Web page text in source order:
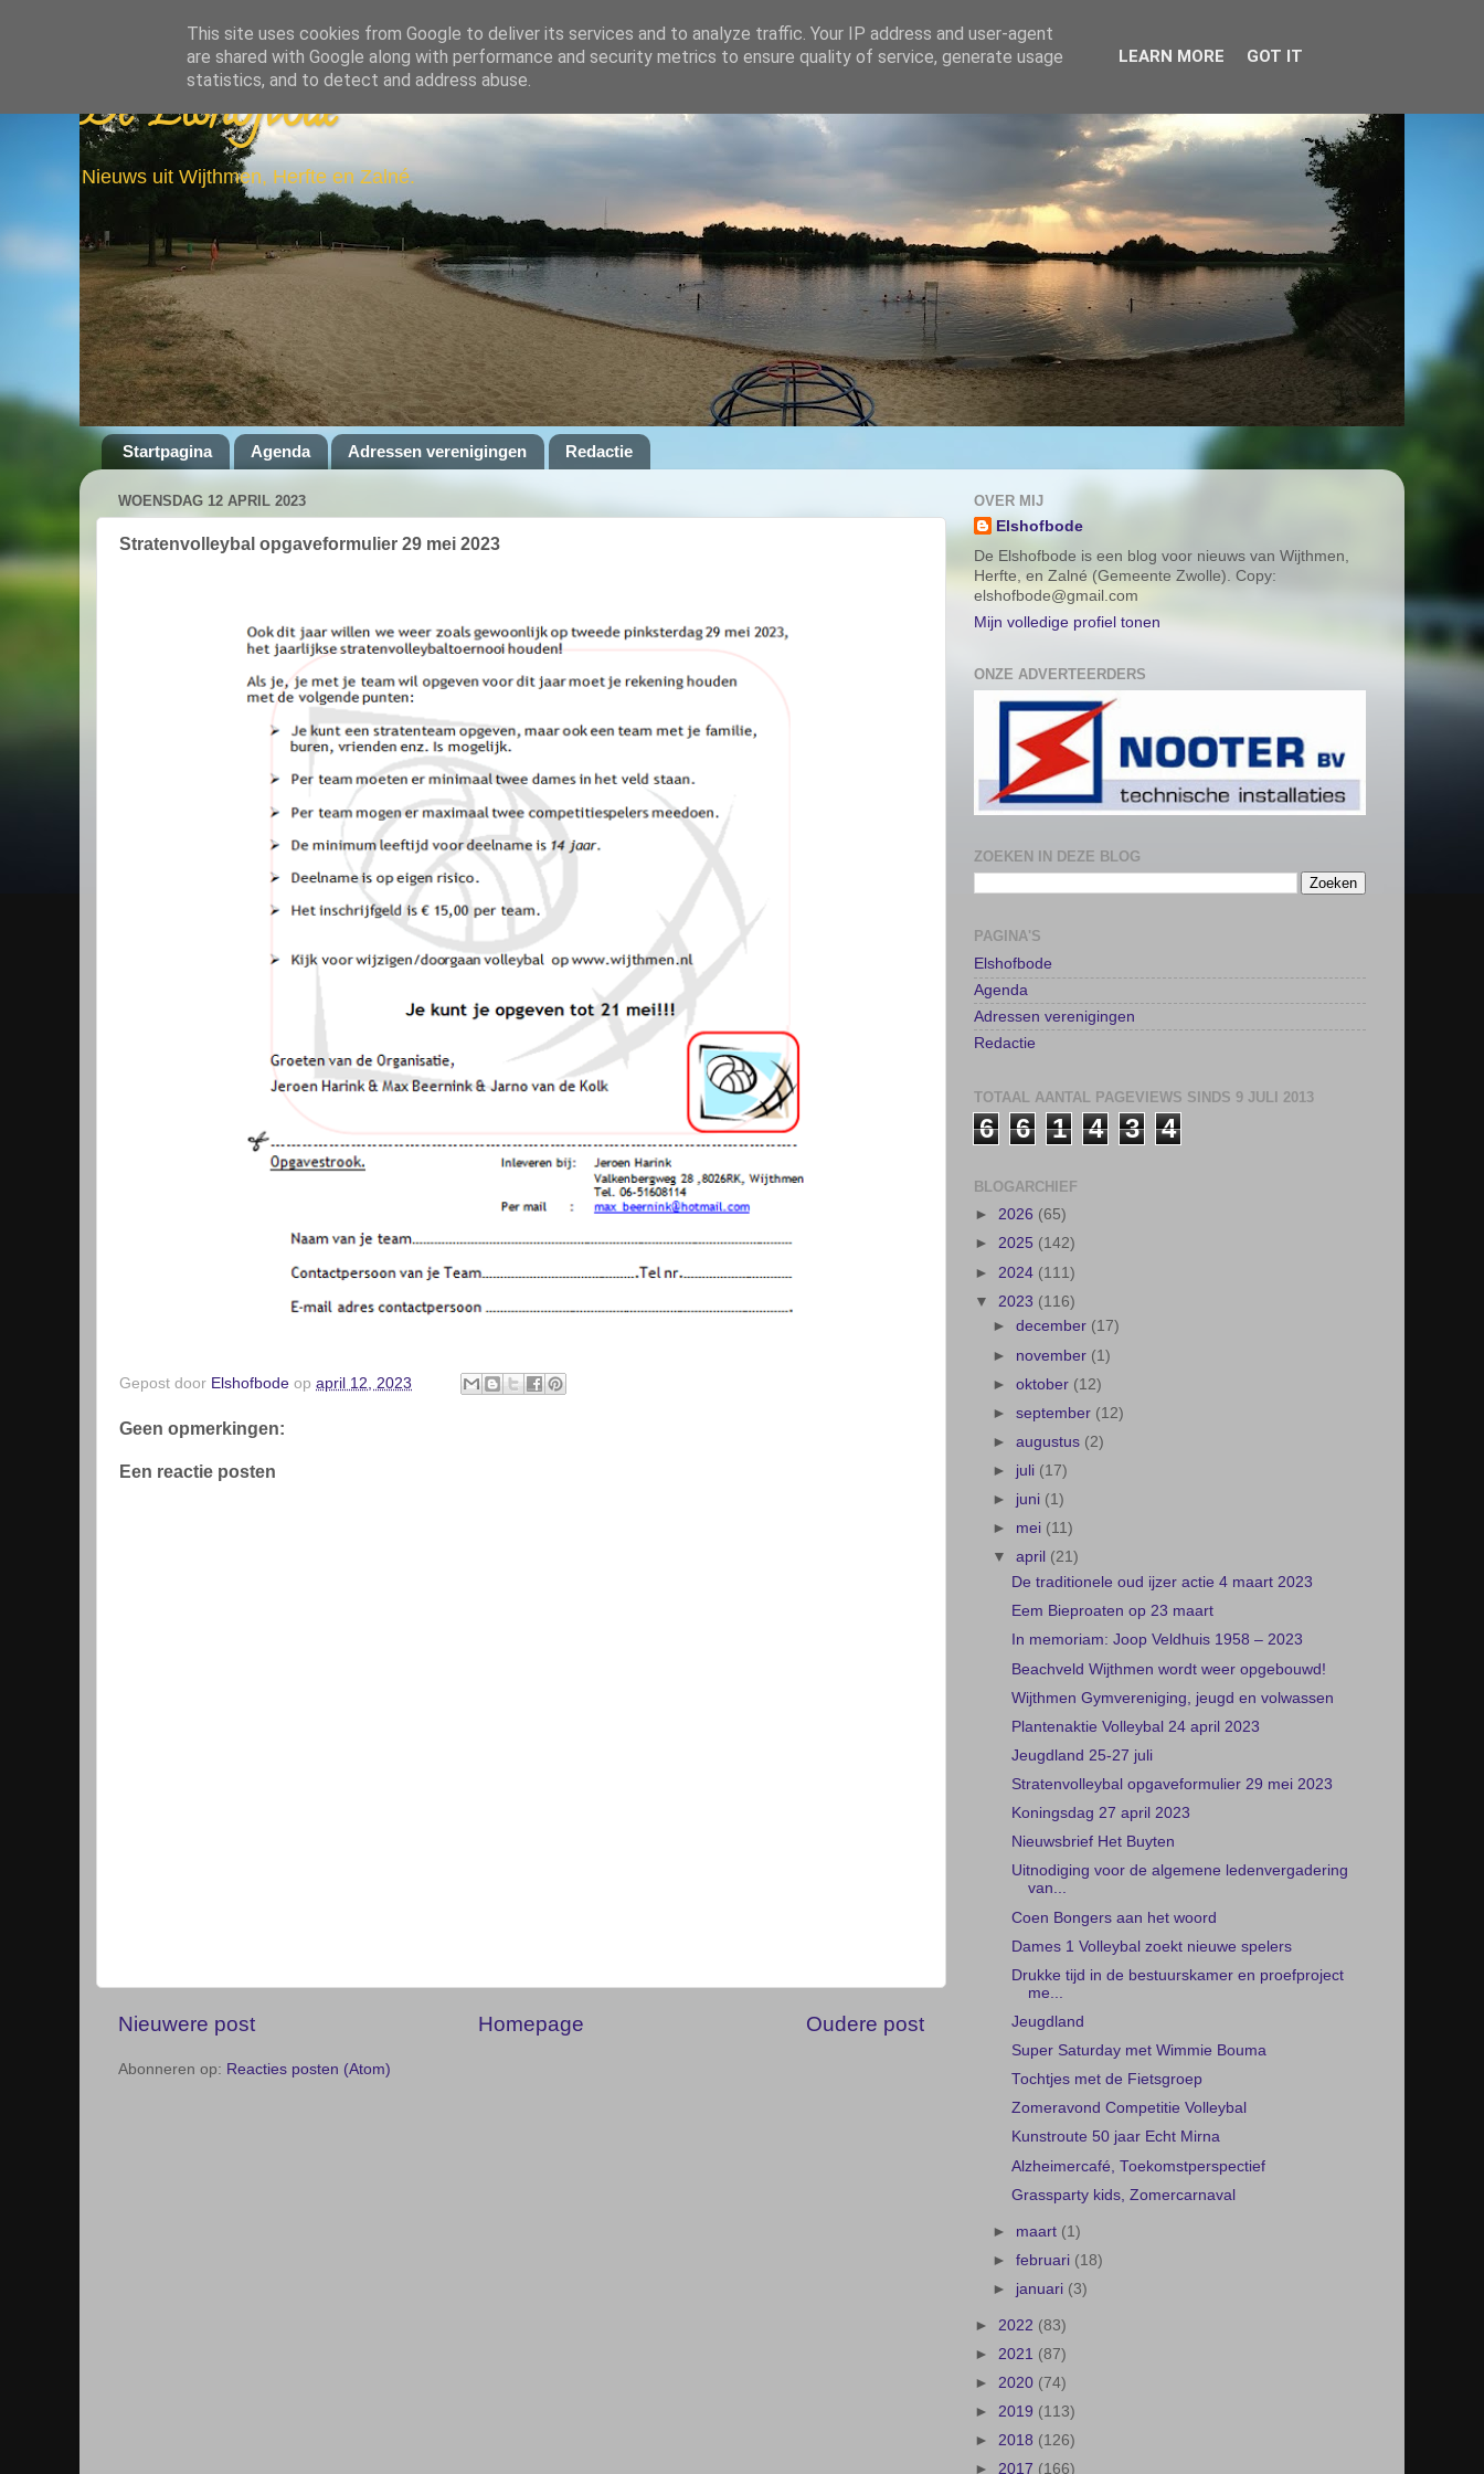
De Elshofbode
Nieuws uit Wijthmen, Herfte en Zalné.
Startpagina Agenda Adressen verenigingen Redactie
WOENSDAG 12 APRIL 2023
Stratenvolleybal opgaveformulier 29 mei 2023
Gepost door Elshofbode op april 12, 2023
Geen opmerkingen:
Een reactie posten
Nieuwere post Oudere post
Homepage
Abonneren op: Reacties posten (Atom)
OVER MIJ
Elshofbode
De Elshofbode is een blog voor nieuws van Wijthmen,
Herfte, en Zalné (Gemeente Zwolle). Copy:
elshofbode@gmail.com
Mijn volledige profiel tonen
ONZE ADVERTEERDERS
ZOEKEN IN DEZE BLOG
PAGINA'S
Elshofbode
Agenda
Adressen verenigingen
Redactie
TOTAAL AANTAL PAGEVIEWS SINDS 9 JULI 2013
6 6 1 4 3 4
BLOGARCHIEF
► 2026 (65)
► 2025 (142)
► 2024 (111)
▼ 2023 (116)
►december (17)
► november (1)
►oktober (12)
►september (12)
►augustus (2)
► juli (17)
► juni (1)
► mei (11)
▼april (21)
De traditionele oud ijzer actie 4 maart 2023
Eem Bieproaten op 23 maart
In memoriam: Joop Veldhuis 1958 – 2023
Beachveld Wijthmen wordt weer opgebouwd!
Wijthmen Gymvereniging, jeugd en volwassen
Plantenaktie Volleybal 24 april 2023
Jeugdland 25-27 juli
Stratenvolleybal opgaveformulier 29 mei 2023
Koningsdag 27 april 2023
Nieuwsbrief Het Buyten
Uitnodiging voor de algemene ledenvergadering
van...
Coen Bongers aan het woord
Dames 1 Volleybal zoekt nieuwe spelers
Drukke tijd in de bestuurskamer en proefproject
me...
Jeugdland
Super Saturday met Wimmie Bouma
Tochtjes met de Fietsgroep
Zomeravond Competitie Volleybal
Kunstroute 50 jaar Echt Mirna
Alzheimercafé, Toekomstperspectief
Grassparty kids, Zomercarnaval
► maart (1)
►februari (18)
► januari (3)
► 2022 (83)
► 2021 (87)
► 2020 (74)
► 2019 (113)
► 2018 (126)
► 2017 (166)
This site uses cookies from Google to deliver its services and to analyze traffic. Your IP address and user-agent
are shared with Google along with performance and security metrics to ensure quality of service, generate usage
statistics, and to detect and address abuse.
LEARN MORE GOT IT